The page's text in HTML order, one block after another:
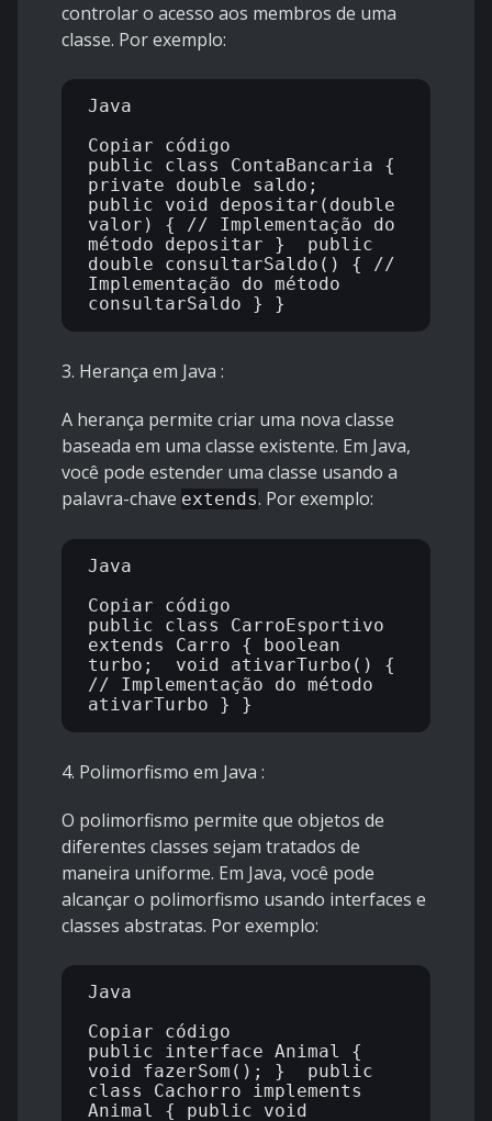
controlar o acesso aos membros de uma
classe. Por exemplo:
Java
Copiar código
public class ContaBancaria {
private double saldo;
public void depositar(double
valor) { // Implementação do
método depositar }  public
double consultarSaldo() { //
Implementação do método
3. Herança em Java :
A herança permite criar uma nova classe
baseada em uma classe existente. Em Java,
você pode estender uma classe usando a
palavra-chave extends. Por exemplo:
Java
Copiar código
public class CarroEsportivo
extends Carro { boolean
turbo;  void ativarTurbo() {
// Implementação do método
4. Polimorfismo em Java :
O polimorfismo permite que objetos de
diferentes classes sejam tratados de
maneira uniforme. Em Java, você pode
alcançar o polimorfismo usando interfaces e
classes abstratas. Por exemplo:
Java
Copiar código
public interface Animal {
void fazerSom(); }  public
class Cachorro implements
Animal { public void